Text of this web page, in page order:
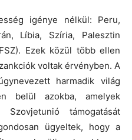
igénye nélkül: Peru,
Líbia, Szíria, Palesztin
Ezek közül több ellen
voltak érvényben. A
harmadik világ
belül azokba, amelyek
támogatását
ügyeltek, hogy a